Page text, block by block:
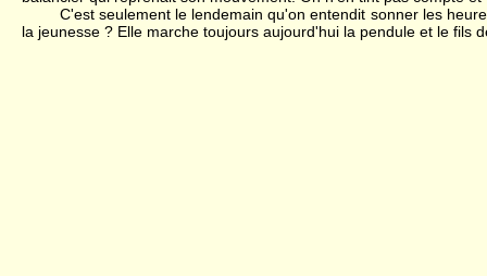
C'est seulement le lendemain qu'on entendit sonner les
la jeunesse ? Elle marche toujours aujourd'hui la pendule et le fils